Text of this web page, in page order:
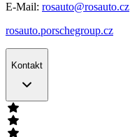
E-Mail: rosauto@rosauto.cz
rosauto.porschegroup.cz
Kontakt